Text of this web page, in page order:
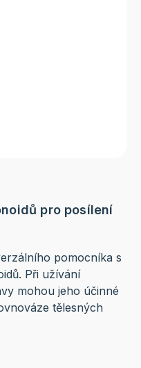
pro posílení
pomocníka s
Při užívání
mohou jeho účinné
tělesných